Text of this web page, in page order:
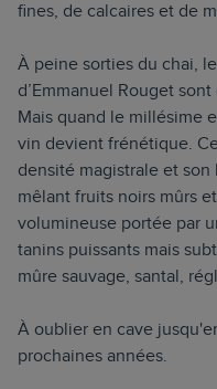
fines, de calcaires et de
À peine sorties du chai,
d’Emmanuel Rouget
Mais quand le millésime
vin devient frénétique.
densité magistrale et
mêlant fruits noirs mûrs
volumineuse portée par
tanins puissants mais
mûre sauvage, santal,
À oublier en cave
prochaines années.